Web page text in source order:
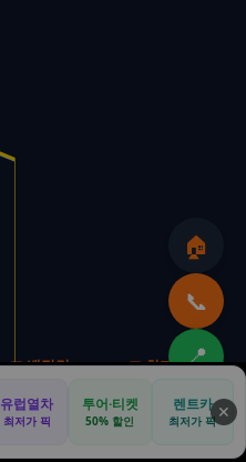
🚐 밴닷컴
🇰🇷 전국통합
🏙️ 서울
🌆 경기
🚐 최저가콜
🇰🇷 전국통합
🏙️ 서울
🌆 경기
🏠
📞
📍
⬆️
💒 🏕️ 📢
광고
유럽열차
최저가 픽
투어·티켓
50% 할인
렌트카
최저가 픽✕